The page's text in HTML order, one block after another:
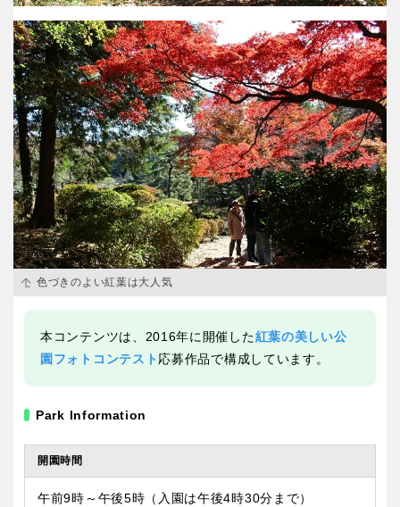
香川 愛媛
高知
九州・沖縄
福岡 佐賀
長崎
大分 宮崎
特徴で探す
色づきのよい紅葉は大人気
本コンテンツは、2016年に開催した紅葉の美しい公
園フォトコンテスト 応募作品で構成しています。
Park Information
開園時間
午前9時～午後5時（入園は午後4時30分まで）